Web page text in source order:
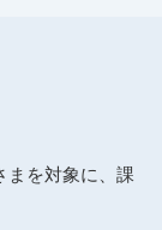
まを対象に、課